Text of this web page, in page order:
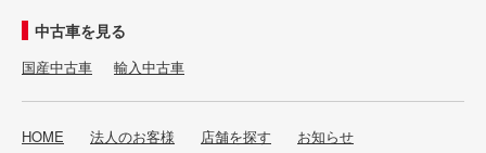
中古車を見る
国産中古車 輸入中古車
HOME 法人のお客様 店舗を探す
お知らせ